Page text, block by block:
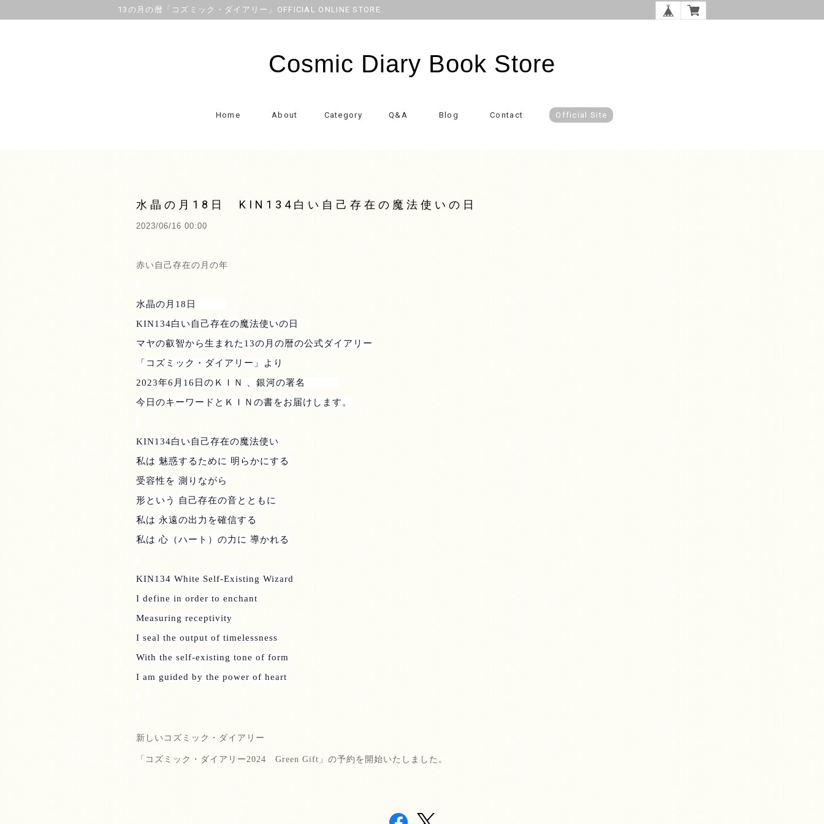
13の月の暦「コズミック・ダイアリー」OFFICIAL ONLINE STORE
Cosmic Diary Book Store
Home About Category Q&A Blog Contact Official Site
水晶の月18日 KIN134白い自己存在の魔法使いの日
2023/06/16 00:00
赤い自己存在の月の年
水晶の月 18 日
KIN134白い自己存在の魔法使いの日
マヤの叡智から生まれた 13の月の暦の公式ダイアリー
「コズミック・ダイアリー」より
2023年6 月 16 日のＫＩＮ 、銀河の署名
今日のキーワードとＫＩＮの書をお届けします。
KIN134白い自己存在の魔法使い
私は 魅惑するために 明らかにする
受容性を 測りながら
形という 自己存在の音とともに
私は 永遠の出力を確信する
私は 心（ハート）の力に 導かれる
KIN134 White Self-Existing Wizard
I define in order to enchant
Measuring receptivity
I seal the output of timelessness
With the self-existing tone of form
I am guided by the power of heart
新しいコズミック・ダイアリー
「コズミック・ダイアリー2024 Green Gift 」の予約を開始いたしました。